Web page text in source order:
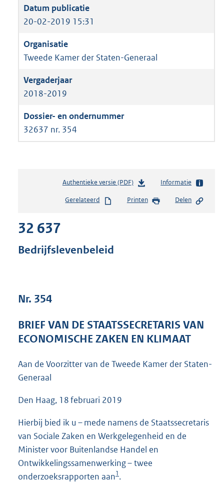
20-02-2019 15:31
Tweede Kamer der Staten-Generaal
2018-2019
32637 nr. 354
Authentieke versie (PDF)b
s
e
:
7
Informatie
Gerelateerd Printen Delen
32 637
Bedrijfslevenbeleid
Nr. 354
BRIEF VAN DE STAATSSECRETARIS VAN
ECONOMISCHE ZAKEN EN KLIMAAT
Aan de Voorzitter van de Tweede Kamer der Staten-
Generaal
Den Haag, 18 februari 2019
Hierbij bied ik u – mede namens de Staatssecretaris
van Sociale Zaken en Werkgelegenheid en de
Minister voor Buitenlandse Handel en
Ontwikkelingssamenwerking – twee
onderzoeksrapporten aan1.